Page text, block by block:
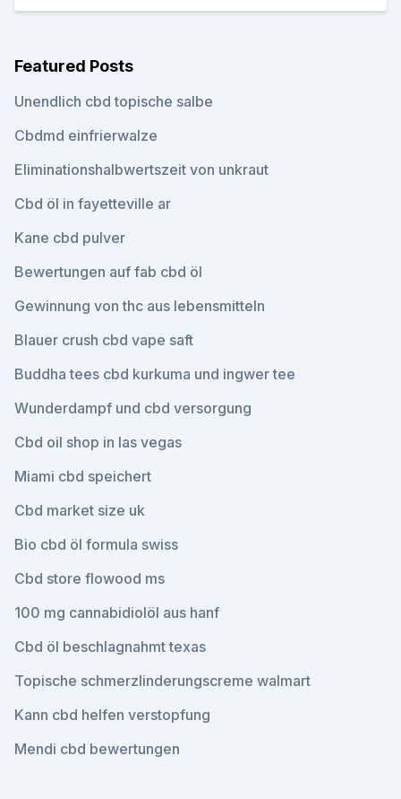
Featured Posts
Unendlich cbd topische salbe
Cbdmd einfrierwalze
Eliminationshalbwertszeit von unkraut
Cbd öl in fayetteville ar
Kane cbd pulver
Bewertungen auf fab cbd öl
Gewinnung von thc aus lebensmitteln
Blauer crush cbd vape saft
Buddha tees cbd kurkuma und ingwer tee
Wunderdampf und cbd versorgung
Cbd oil shop in las vegas
Miami cbd speichert
Cbd market size uk
Bio cbd öl formula swiss
Cbd store flowood ms
100 mg cannabidiolöl aus hanf
Cbd öl beschlagnahmt texas
Topische schmerzlinderungscreme walmart
Kann cbd helfen verstopfung
Mendi cbd bewertungen